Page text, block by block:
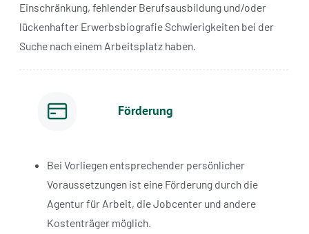
Einschränkung, fehlender Berufsausbildung und/oder
lückenhafter Erwerbsbiografie Schwierigkeiten bei der
Suche nach einem Arbeitsplatz haben.
Förderung
Bei Vorliegen entsprechender persönlicher
Voraussetzungen ist eine Förderung durch die
Agentur für Arbeit, die Jobcenter und andere
Kostenträger möglich.